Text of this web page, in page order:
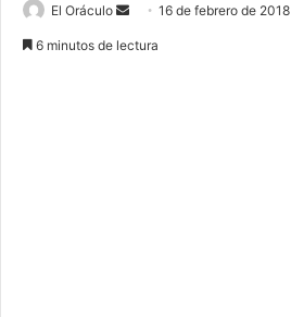
El Oráculo
Send16 de febrero de 2018
6 minutos de lectura